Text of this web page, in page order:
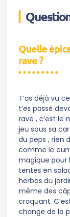
Quelle
rave ?
T’as déjà vu
t’es passé
rave , c’est le
jeu sous sa
du peps , rien
comme le
magique pour
tentes en
herbes du
même des
croquant.
change de la